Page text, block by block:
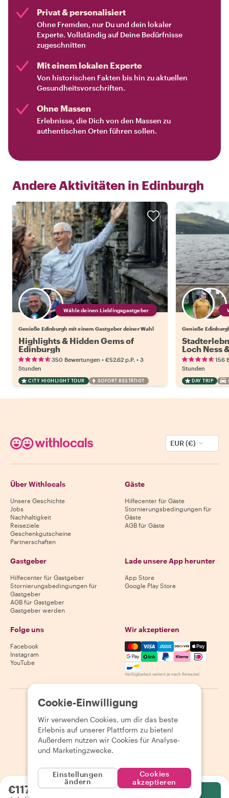
Privat & personalisiert
Ohne Fremden, nur Du und dein lokaler
Experte. Vollständig auf Deine Bedürfnisse
zugeschnitten
Mit einem lokalen Experte
Von historischen Fakten bis hin zu aktuellen
Gesundheitsvorschriften.
Ohne Massen
Erlebnisse, die Dich von den Massen zu
authentischen Orten führen sollen.
Andere Aktivitäten in Edinburgh
Wähle deinen Lieblingsgastgeber
Genieße Edinburgh mit einem Gastgeber deiner Wahl
Highlights & Hidden Gems of
Edinburgh
350 Bewertungen • €52.62 p.P. • 3
Stunden
CITY HIGHLIGHT TOUR SOFORT BESTÄTIGT
Genieße
Loch Ness
Highlands
156
Stunden
DAY TRIP
€117.74pro Person
EUR (€)
Über Withlocals
Unsere Geschichte
Jobs
Nachhaltigkeit
Reiseziele
Geschenkgutscheine
Partnerschaften
Gäste
Hilfecenter für Gäste
Stornierungsbedingungen für
Gäste
AGB für Gäste
Gastgeber
Hilfecenter für Gastgeber
Stornierungsbedingungen für
Gastgeber
AGB für Gastgeber
Gastgeber werden
Lade unsere App herunter
App Store
Google Play Store
Folge uns
Facebook
Instagram
YouTube
Wir akzeptieren
Mastercard, Visa, Amex,
Verfügbarkeit variiert je nach Reiseziel
2026 Withlocals.com | Datenschutzerklärung
Seitenübersicht
Cookie-Einwilligung
Wir verwenden Cookies, um dir das beste
Erlebnis auf unserer Plattform zu bieten!
Außerdem nutzen wir Cookies für Analyse-
und Marketingzwecke.
Einstellungen
ändern
Cookies
akzeptieren